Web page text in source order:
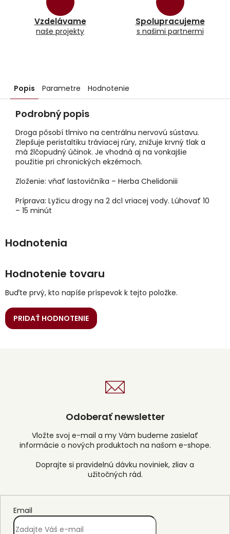
Vzdelávame
naše projekty
Spolupracujeme
s našimi partnermi
Popis Parametre Hodnotenie
Podrobný popis
Droga pôsobí tlmivo na centrálnu nervovú sústavu.
Zlepšuje peristaltiku tráviacej rúry, znižuje krvný tlak a
má žlčopudný účinok. Je vhodná aj na vonkajšie
použitie pri chronických ekzémoch.
Zloženie: vňať lastovičníka – Herba Chelidoniii
Príprava: Lyžicu drogy na 2 dcl vriacej vody. Lúhovať 10
– 15 minút
Hodnotenie tovaru
Buďte prvý, kto napíše príspevok k tejto položke.
PRIDAŤ HODNOTENIE
Odoberať newsletter
Vložte svoj e-mail a my Vám budeme zasielať
informácie o nových produktoch na našom e-shope.
Email